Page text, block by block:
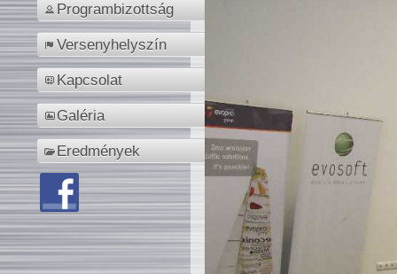
Programbizottság
Versenyhelyszín
Kapcsolat
Galéria
Eredmények